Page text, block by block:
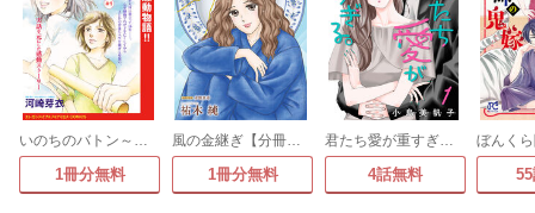
いのちのバトン～命を想う心・つなぐ勇気～(話売り)
1冊分無料
風の金継ぎ【分冊版】
1冊分無料
君たち愛が重すぎる。(話売り)
4話無料